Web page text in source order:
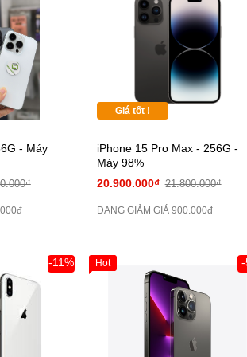
dự phòng và
Pin dự phòng và
các Phụ Kiện Khác
- Máy
Giá tốt !
iPhone 15 Pro Max - 256G -
Máy 98%
20.900.000₫ 21.800.000₫
ĐANG GIẢM GIÁ 900.000đ
Khách Hàng
-11% -
Hot